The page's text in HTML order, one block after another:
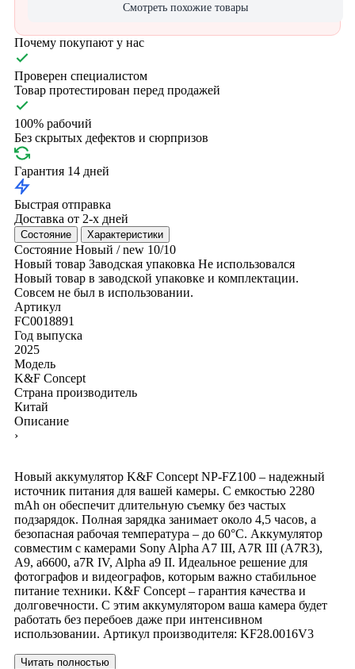
Смотреть похожие товары
Почему покупают у нас
Проверен специалистом
Товар протестирован перед продажей
100% рабочий
Без скрытых дефектов и сюрпризов
Гарантия 14 дней
Быстрая отправка
Доставка от 2-х дней
Состояние Характеристики
Состояние Новый / new 10/10
Новый товар Заводская упаковка Не использовался
Новый товар в заводской упаковке и комплектации.
Совсем не был в использовании.
Артикул
FC0018891
Год выпуска
2025
Модель
K&F Concept
Страна производитель
Китай
Описание
›
Новый аккумулятор K&F Concept NP-FZ100 – надежный
источник питания для вашей камеры. С емкостью 2280
mAh он обеспечит длительную съемку без частых
подзарядок. Полная зарядка занимает около 4,5 часов, а
безопасная рабочая температура – до 60°C. Аккумулятор
совместим с камерами Sony Alpha A7 III, A7R III (A7R3),
A9, a6600, a7R IV, Alpha a9 II. Идеальное решение для
фотографов и видеографов, которым важно стабильное
питание техники. K&F Concept – гарантия качества и
долговечности. С этим аккумулятором ваша камера будет
работать без перебоев даже при интенсивном
использовании. Артикул производителя: KF28.0016V3
Читать полностью